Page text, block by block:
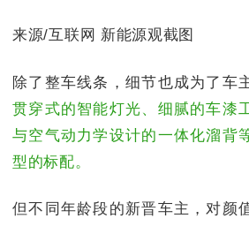
来源/互联网 新能源观截图
除了整车线条，细节也成为了车
贯穿式的智能灯光、细腻的车漆
与空气动力学设计的一体化溜背
型的标配。
但不同年龄段的新晋车主，对颜